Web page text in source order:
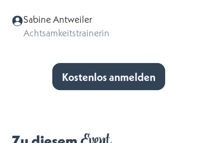
Sabine Antweiler
Achtsamkeitstrainerin
Kostenlos anmelden